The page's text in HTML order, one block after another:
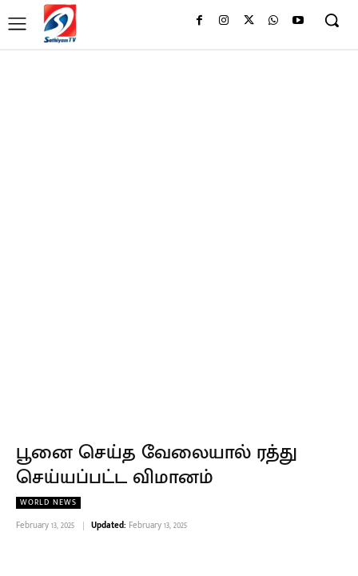
பூனை செய்த வேலையால் ரத்து
செய்யப்பட்ட விமானம்
WORLD NEWS
February 13, 2025 Updated: February 13, 2025